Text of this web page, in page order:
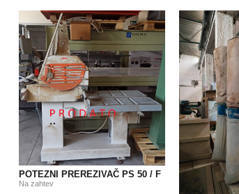
POTEZNI PREREZIVAČ PS 50 / F
Na zahtev